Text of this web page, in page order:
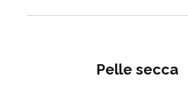
Pelle secca